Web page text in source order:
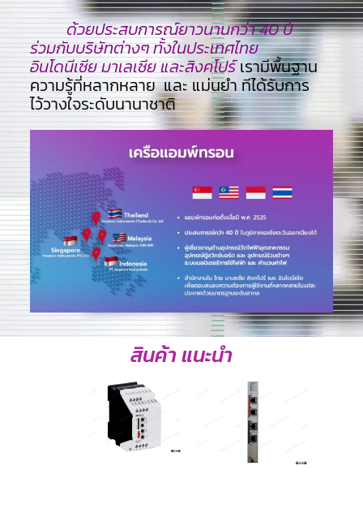
ด้วยประสบการณ์ยาวนานกว่า 40 ปี
ร่วมกับบริษัทต่างๆ ทั้งในประเทศไทย
อินโดนีเซีย มาเลเซีย และสิงคโปร์เรามีพื้นฐาน
ความรู้ที่หลากหลาย และ แม่นยำ ทีไ่ด้รับการ
ไว้วางใจระดับนานาชาติ
สินค้า แนะนำ